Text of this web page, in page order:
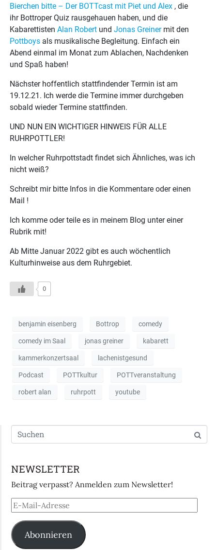
Bierchen bitte – Der BOTTcast mit Piet und Alex , die
ihr Bottroper Quiz rausgehauen haben, und die
Kabarettisten Alan Robert und Jonas Greinermit den
Pottboys als musikalische Begleitung. Einfach ein
Abend einmal im Monat zum Ablachen, Nachdenken
und Spaß haben!
Nächster hoffentlich stattfindender Termin ist am
19.12.21. Ich werde die Termine immer durchgeben
sobald wieder Termine stattfinden.
UND NUN EIN WICHTIGER HINWEIS FÜR ALLE
RUHRPOTTLER!
In welcher Ruhrpottstadt findet sich Ähnliches, was ich
nicht weiß?
Schreibt mir bitte Infos in die Kommentare oder einen
Mail !
Ich komme oder teile es in meinem Blog unter einer
Rubrik mit!
Ab Mitte Januar 2022 gibt es auch wöchentlich
Kulturhinweise aus dem Ruhrgebiet.
0
benjamin eisenberg Bottrop comedy
comedy im Saal jonas greiner kabarett
kammerkonzertsaal lachenistgesund
Podcast POTTkultur POTTveranstaltung
robert alan ruhrpott youtube
NEWSLETTER
Beitrag verpasst? Anmelden zum Newsletter!
Abonnieren